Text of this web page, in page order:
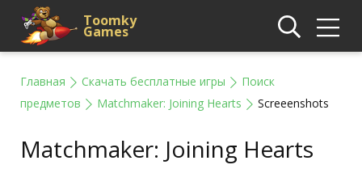
Toomky
Games
Главная Скачать бесплатные игры
Поиск
предметов
Matchmaker: Joining Hearts Screeenshots
Matchmaker: Joining Hearts